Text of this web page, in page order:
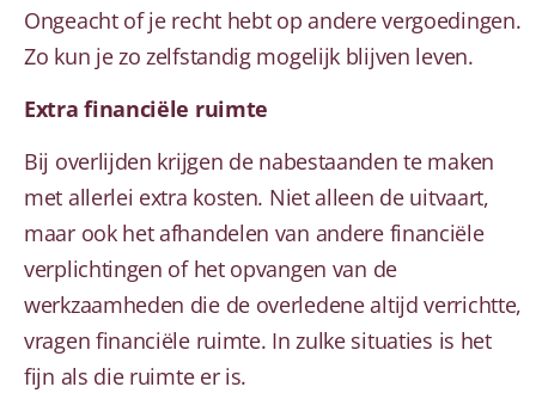
Ongeacht of je recht hebt op andere vergoedingen.
Zo kun je zo zelfstandig mogelijk blijven leven.
Extra financiële ruimte
Bij overlijden krijgen de nabestaanden te maken
met allerlei extra kosten. Niet alleen de uitvaart,
maar ook het afhandelen van andere financiële
verplichtingen of het opvangen van de
werkzaamheden die de overledene altijd verrichtte,
vragen financiële ruimte. In zulke situaties is het
fijn als die ruimte er is.